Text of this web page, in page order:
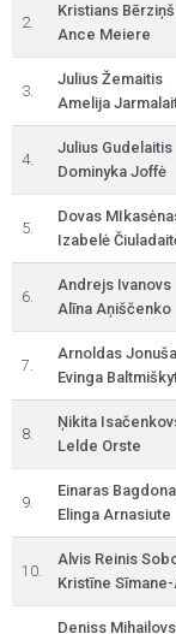
2.
Kristians Bērziņš
Ance Meiere
3.
Julius Žemaitis
Amelija
4.
Julius Gudelaitis
Dominyka Joffė
5.
Dovas
Izabelė
6.
Andrejs Ivanovs
Alīna Aņiščenko
7.
Arnoldas
Evinga
8.
Ņikita
Lelde Orste
9.
Einaras
Elinga Arnasiute
10.
Alvis Reinis
Kristīne
Deniss Mihailovs